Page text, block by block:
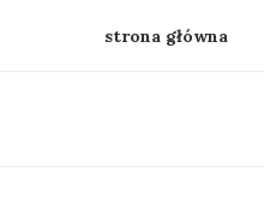
strona główna